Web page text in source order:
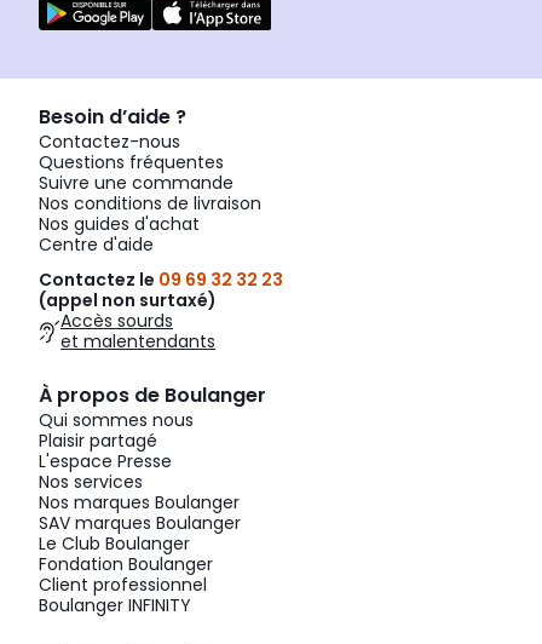
Besoin d’aide ?
Contactez-nous
Questions fréquentes
Suivre une commande
Nos conditions de livraison
Nos guides d'achat
Centre d'aide
Contactez le 09 69 32 32 23
(appel non surtaxé)
Accès sourds
et malentendants
À propos de Boulanger
Qui sommes nous
Plaisir partagé
L'espace Presse
Nos services
Nos marques Boulanger
SAV marques Boulanger
Le Club Boulanger
Fondation Boulanger
Client professionnel
Boulanger INFINITY